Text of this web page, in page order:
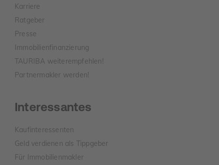
Karriere
Ratgeber
Presse
Immobilienfinanzierung
TAURIBA weiterempfehlen!
Partnermakler werden!
Interessantes
Kaufinteressenten
Geld verdienen als Tippgeber
Für Immobilienmakler